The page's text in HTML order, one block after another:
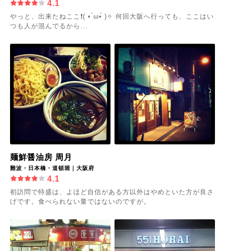
4.1
やっと、出来たねここ❗️( • ̀ω•́ )✧ 何回大阪へ行っても、ここはい
つも人が混んでるから...
麺鮮醤油房 周月
難波・日本橋・道頓堀｜大阪府
4.1
初訪問で特盛は、よほど自信がある方以外はやめといた方が良さ
げです。食べられない量ではないのですが。